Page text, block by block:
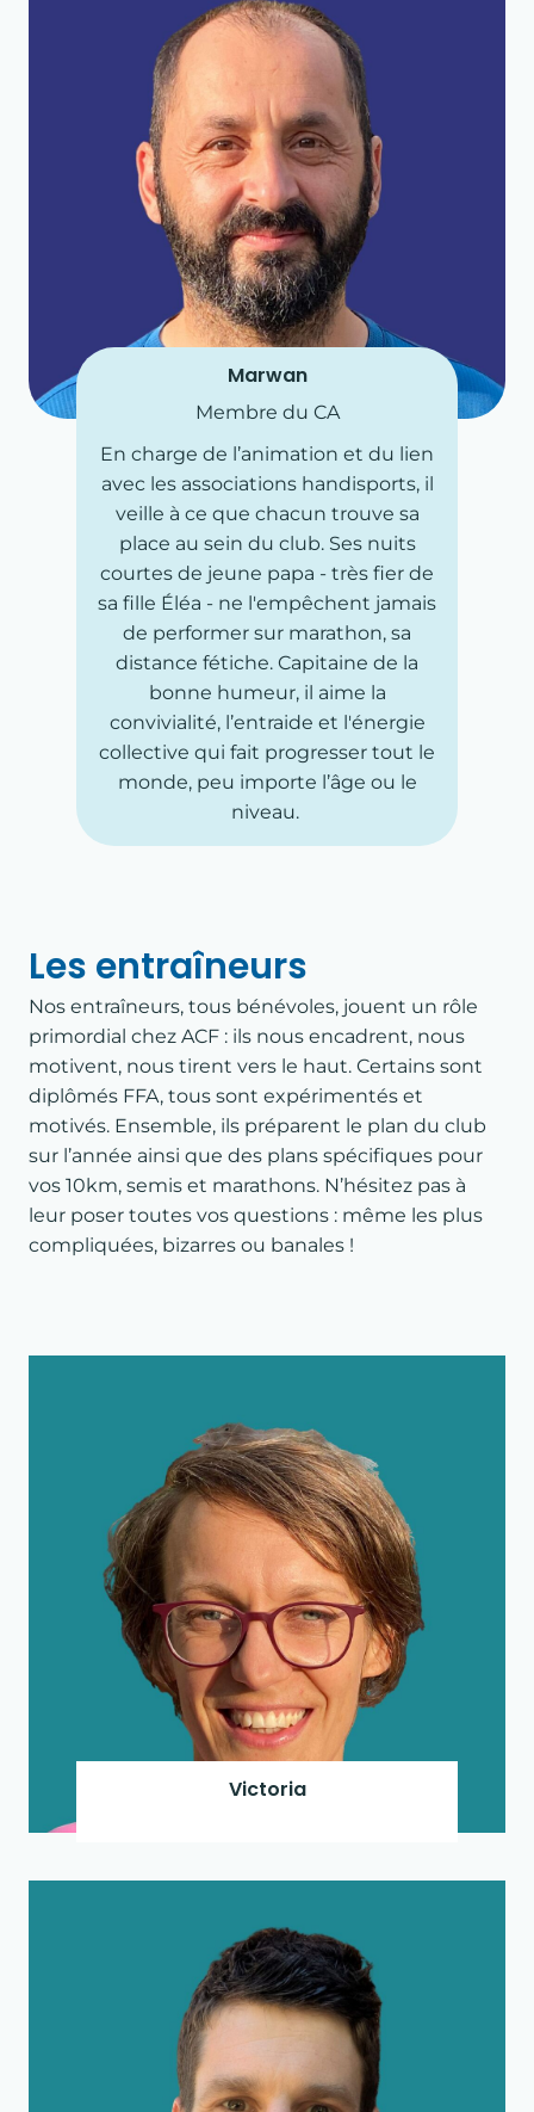
ÉVÉNEMENTS
LES RÉSULTATS
CONSEILS SPORTIFS
Marwan
Membre du CA
En charge de l’animation et du lien
avec les associations handisports, il
veille à ce que chacun trouve sa
place au sein du club. Ses nuits
courtes de jeune papa - très fier de
sa fille Éléa - ne l'empêchent jamais
de performer sur marathon, sa
distance fétiche. Capitaine de la
bonne humeur, il aime la
convivialité, l’entraide et l'énergie
collective qui fait progresser tout le
monde, peu importe l’âge ou le
niveau.
Les entraîneurs
Nos entraîneurs, tous bénévoles, jouent un rôle
primordial chez ACF : ils nous encadrent, nous
motivent, nous tirent vers le haut. Certains sont
diplômés FFA, tous sont expérimentés et
motivés. Ensemble, ils préparent le plan du club
sur l’année ainsi que des plans spécifiques pour
vos 10km, semis et marathons. N’hésitez pas à
leur poser toutes vos questions : même les plus
compliquées, bizarres ou banales !
Victoria